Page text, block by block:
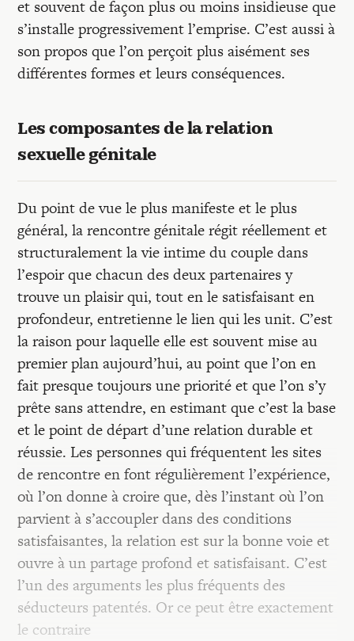
Mon panier
et souvent de façon plus ou moins insidieuse que
s’installe progressivement l’emprise. C’est aussi à
son propos que l’on perçoit plus aisément ses
différentes formes et leurs conséquences.
Les composantes de la relation
sexuelle génitale
Du point de vue le plus manifeste et le plus
général, la rencontre génitale régit réellement et
structuralement la vie intime du couple dans
l’espoir que chacun des deux partenaires y
trouve un plaisir qui, tout en le satisfaisant en
profondeur, entretienne le lien qui les unit. C’est
la raison pour laquelle elle est souvent mise au
premier plan aujourd’hui, au point que l’on en
fait presque toujours une priorité et que l’on s’y
prête sans attendre, en estimant que c’est la base
et le point de départ d’une relation durable et
réussie. Les personnes qui fréquentent les sites
de rencontre en font régulièrement l’expérience,
où l’on donne à croire que, dès l’instant où l’on
parvient à s’accoupler dans des conditions
satisfaisantes, la relation est sur la bonne voie et
ouvre à un partage profond et satisfaisant. C’est
l’un des arguments les plus fréquents des
séducteurs patentés. Or ce peut être exactement
le contraire